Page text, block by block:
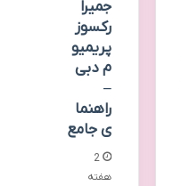
جمیرا
رکسوز
پریمیو
م دبی
–
راهنما
ی جامع
2
هفته